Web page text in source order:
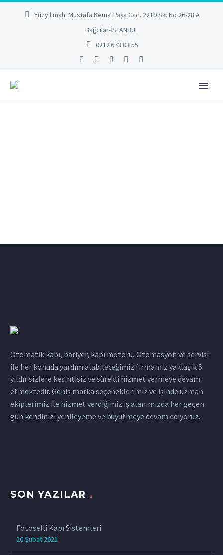
Yüzyıl mah. Mustafa Kemal Paşa Cad. 2219 Sk. No 26-28 A
Bağcılar-İSTANBUL
0212 673 03 55
Otomatik kapı, bariyer, kapı motoru, Otomasyon ve servisi
ile her konuda yardım alabileceğimiz firmamız yaklaşık 5
yıldır sizlere kesintisiz ve sürekli hizmet vermeye devam
etmektedir. Geniş marka seçeneklerimiz ve işinde uzman
ekiplerimiz ile hizmet verdiğimiz iş alanımızda her geçen
gün kendinizi yenileyeme ve büyütmeye devam ediyoruz.
SON YAZILAR
Fotoselli Kapı Sistemleri
20 Şubat 2021